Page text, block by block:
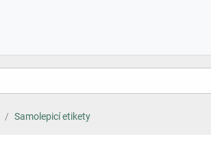
Samolepicí etikety